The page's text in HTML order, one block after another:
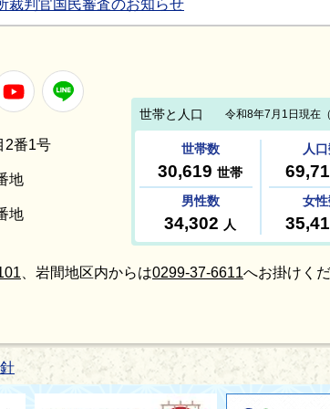
裁判官国民審査のお知らせ
Youtube
2番1号
地
地
、岩間地区内からは0299-37-6611へお掛けく